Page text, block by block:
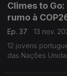
Climes to
rumo à
Ep. 37
13 nov.
12 jovens portugueses partiram de
das Nações